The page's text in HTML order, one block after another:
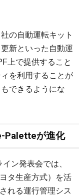
の自動運転キット
新といった自動運
上で提供すること
を利用することが
できるようにな
Paletteが進化
ン発表会では、
タ生産方式）を活
れる運行管理シス